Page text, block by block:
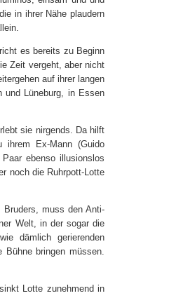
in ihrer Nähe plaudern
es bereits zu Beginn
Zeit vergeht, aber nicht
auf ihrer langen
und Lüneburg, in Essen
sie nirgends. Da hilft
ihrem Ex-Mann (Guido
ebenso illusionslos
noch die Ruhrpott-Lotte
Bruders, muss den Anti-
Welt, in der sogar die
dämlich gerierenden
bringen müssen.
Lotte zunehmend in